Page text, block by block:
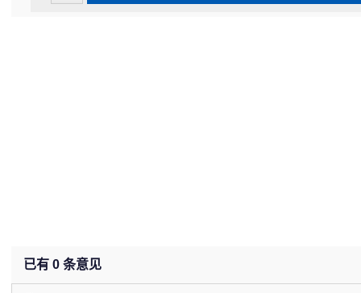
已有 0 条意见